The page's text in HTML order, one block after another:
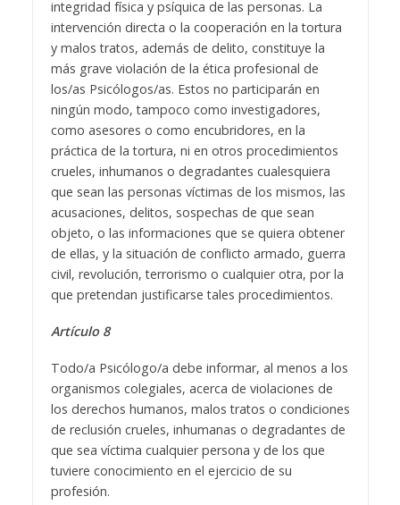
integridad física y psíquica de las personas. La
intervención directa o la cooperación en la tortura
y malos tratos, además de delito, constituye la
más grave violación de la ética profesional de
los/as Psicólogos/as. Estos no participarán en
ningún modo, tampoco como investigadores,
como asesores o como encubridores, en la
práctica de la tortura, ni en otros procedimientos
crueles, inhumanos o degradantes cualesquiera
que sean las personas víctimas de los mismos, las
acusaciones, delitos, sospechas de que sean
objeto, o las informaciones que se quiera obtener
de ellas, y la situación de conflicto armado, guerra
civil, revolución, terrorismo o cualquier otra, por la
que pretendan justificarse tales procedimientos.
Artículo 8
Todo/a Psicólogo/a debe informar, al menos a los
organismos colegiales, acerca de violaciones de
los derechos humanos, malos tratos o condiciones
de reclusión crueles, inhumanas o degradantes de
que sea víctima cualquier persona y de los que
tuviere conocimiento en el ejercicio de su
profesión.